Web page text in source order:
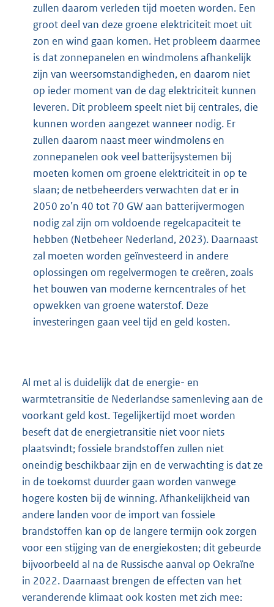
zullen daarom verleden tijd moeten worden. Een
groot deel van deze groene elektriciteit moet uit
zon en wind gaan komen. Het probleem daarmee
is dat zonnepanelen en windmolens afhankelijk
zijn van weersomstandigheden, en daarom niet
op ieder moment van de dag elektriciteit kunnen
leveren. Dit probleem speelt niet bij centrales, die
kunnen worden aangezet wanneer nodig. Er
zullen daarom naast meer windmolens en
zonnepanelen ook veel batterijsystemen bij
moeten komen om groene elektriciteit in op te
slaan; de netbeheerders verwachten dat er in
2050 zo’n 40 tot 70 GW aan batterijvermogen
nodig zal zijn om voldoende regelcapaciteit te
hebben (Netbeheer Nederland, 2023). Daarnaast
zal moeten worden geïnvesteerd in andere
oplossingen om regelvermogen te creëren, zoals
het bouwen van moderne kerncentrales of het
opwekken van groene waterstof. Deze
investeringen gaan veel tijd en geld kosten.
Al met al is duidelijk dat de energie- en
warmtetransitie de Nederlandse samenleving aan de
voorkant geld kost. Tegelijkertijd moet worden
beseft dat de energietransitie niet voor niets
plaatsvindt; fossiele brandstoffen zullen niet
oneindig beschikbaar zijn en de verwachting is dat ze
in de toekomst duurder gaan worden vanwege
hogere kosten bij de winning. Afhankelijkheid van
andere landen voor de import van fossiele
brandstoffen kan op de langere termijn ook zorgen
voor een stijging van de energiekosten; dit gebeurde
bijvoorbeeld al na de Russische aanval op Oekraïne
in 2022. Daarnaast brengen de effecten van het
veranderende klimaat ook kosten met zich mee: